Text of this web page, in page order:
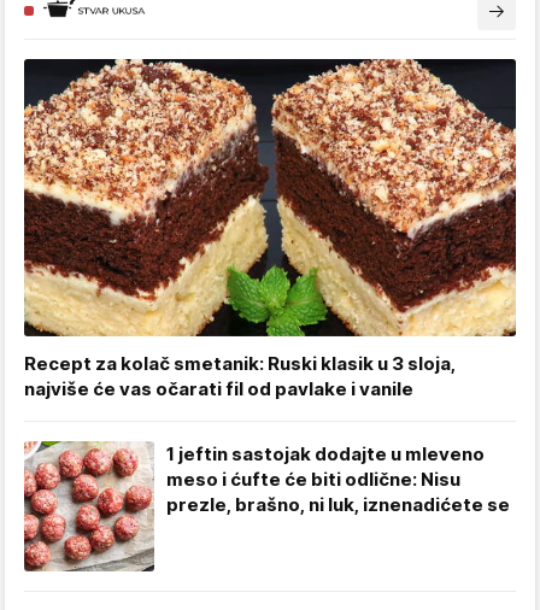
Recept za kolač smetanik: Ruski klasik u 3 sloja,
najviše će vas očarati fil od pavlake i vanile
1 jeftin sastojak dodajte u mleveno
meso i ćufte će biti odlične: Nisu
prezle, brašno, ni luk, iznenadićete se